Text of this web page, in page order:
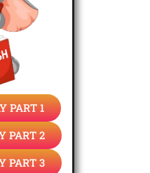
PART 1
PART 2
PART 3